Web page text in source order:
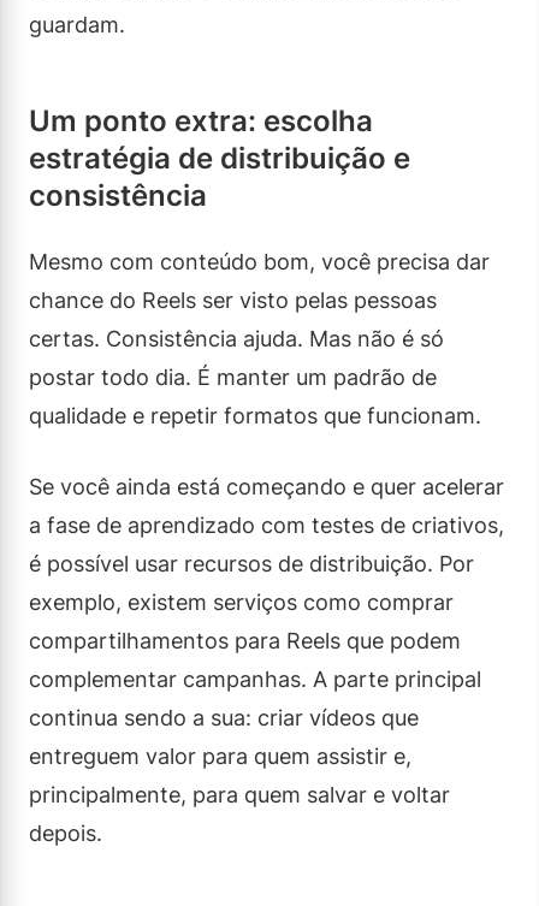
guardam.
Um ponto extra: escolha
estratégia de distribuição e
consistência
Mesmo com conteúdo bom, você precisa dar
chance do Reels ser visto pelas pessoas
certas. Consistência ajuda. Mas não é só
postar todo dia. É manter um padrão de
qualidade e repetir formatos que funcionam.
Se você ainda está começando e quer acelerar
a fase de aprendizado com testes de criativos,
é possível usar recursos de distribuição. Por
exemplo, existem serviços como comprar
compartilhamentos para Reels que podem
complementar campanhas. A parte principal
continua sendo a sua: criar vídeos que
entreguem valor para quem assistir e,
principalmente, para quem salvar e voltar
depois.